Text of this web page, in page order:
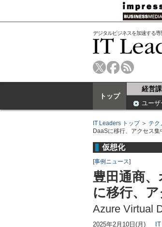
デジタルビジネスを加速する専
トップ
経営
ユーザ
IT Leaders トップ＞ テク
DaaSに移行、アクセス
仮想化
[事例ニュース]
豊田通商
に移行、
Azure Virtual
2025年2月10日(月)